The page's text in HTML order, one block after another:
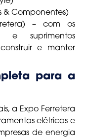
& Componentes)
– com os
e suprimentos
e manter
para a
a Expo Ferretera
elétricas e
de energia